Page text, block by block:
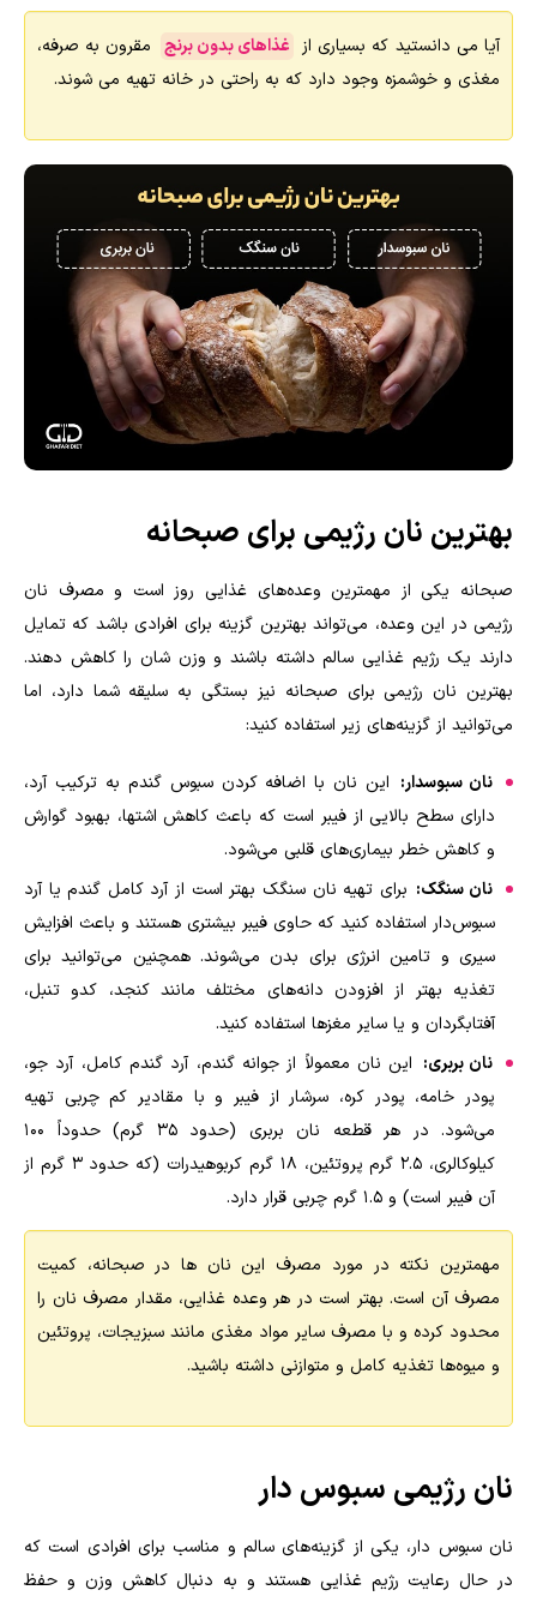
آیا می دانستید که بسیاری از غذاهای بدون برنج مقرون به صرفه،
مغذی و خوشمزه وجود دارد که به راحتی در خانه تهیه می شوند.
بهترین نان رژیمی برای صبحانه
صبحانه یکی از مهمترین وعده‌های غذایی روز است و مصرف نان
رژیمی در این وعده، می‌تواند بهترین گزینه برای افرادی باشد که تمایل
دارند یک رژیم غذایی سالم داشته باشند و وزن شان را کاهش دهند.
بهترین نان رژیمی برای صبحانه نیز بستگی به سلیقه شما دارد، اما
می‌توانید از گزینه‌های زیر استفاده کنید:
نان سبوسدار: این نان با اضافه کردن سبوس گندم به ترکیب آرد،
دارای سطح بالایی از فیبر است که باعث کاهش اشتها، بهبود گوارش
و کاهش خطر بیماری‌های قلبی می‌شود.
نان سنگک: برای تهیه نان سنگک بهتر است از آرد کامل گندم یا آرد
سبوس‌دار استفاده کنید که حاوی فیبر بیشتری هستند و باعث افزایش
سیری و تامین انرژی برای بدن می‌شوند. همچنین می‌توانید برای
تغذیه بهتر از افزودن دانه‌های مختلف مانند کنجد، کدو تنبل،
آفتابگردان و یا سایر مغزها استفاده کنید.
نان بربری: این نان معمولاً از جوانه گندم، آرد گندم کامل، آرد جو،
پودر خامه، پودر کره، سرشار از فیبر و با مقادیر کم چربی تهیه
می‌شود.
در هر قطعه نان بربری (حدود ۳۵ گرم) حدوداً ۱۰۰
کیلوکالری، ۲.۵ گرم پروتئین، ۱۸ گرم کربوهیدرات (که حدود ۳ گرم از
آن فیبر است) و ۱.۵ گرم چربی قرار دارد
.
مهمترین نکته در مورد مصرف این نان ها در صبحانه، کمیت
مصرف آن است. بهتر است در هر وعده غذایی، مقدار مصرف نان را
محدود کرده و با مصرف سایر مواد مغذی مانند سبزیجات، پروتئین
و میوه‌ها تغذیه کامل و متوازنی داشته باشید.
نان رژیمی سبوس دار
نان سبوس دار، یکی از گزینه‌های سالم و مناسب برای افرادی است که
در حال رعایت رژیم غذایی هستند و به دنبال کاهش وزن و حفظ